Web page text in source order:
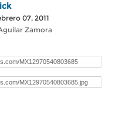
07, 2011
Zamora